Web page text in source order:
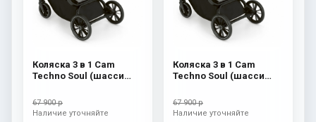
Коляска 3 в 1 Cam
Techno Soul (шасси
67 900 р
Наличие уточняйте
Коляска 3 в 1 Cam
Techno Soul (шасси
67 900 р
Наличие уточняйте